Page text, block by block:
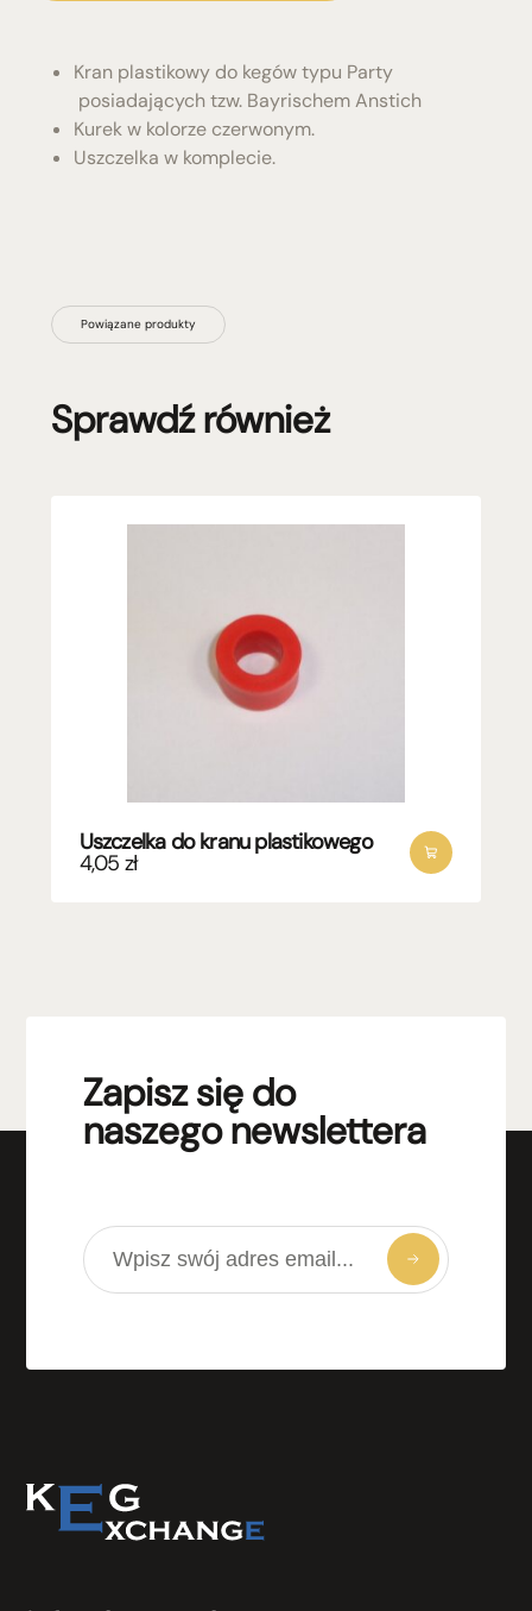
Bayrischem
Anstich
Kran plastikowy do kegów typu Party
posiadających tzw. Bayrischem Anstich
Kurek w kolorze czerwonym.
Uszczelka w komplecie.
Powiązane produkty
Sprawdź również
Uszczelka do kranu plastikowego
4,05 zł
Zapisz się do
naszego newslettera